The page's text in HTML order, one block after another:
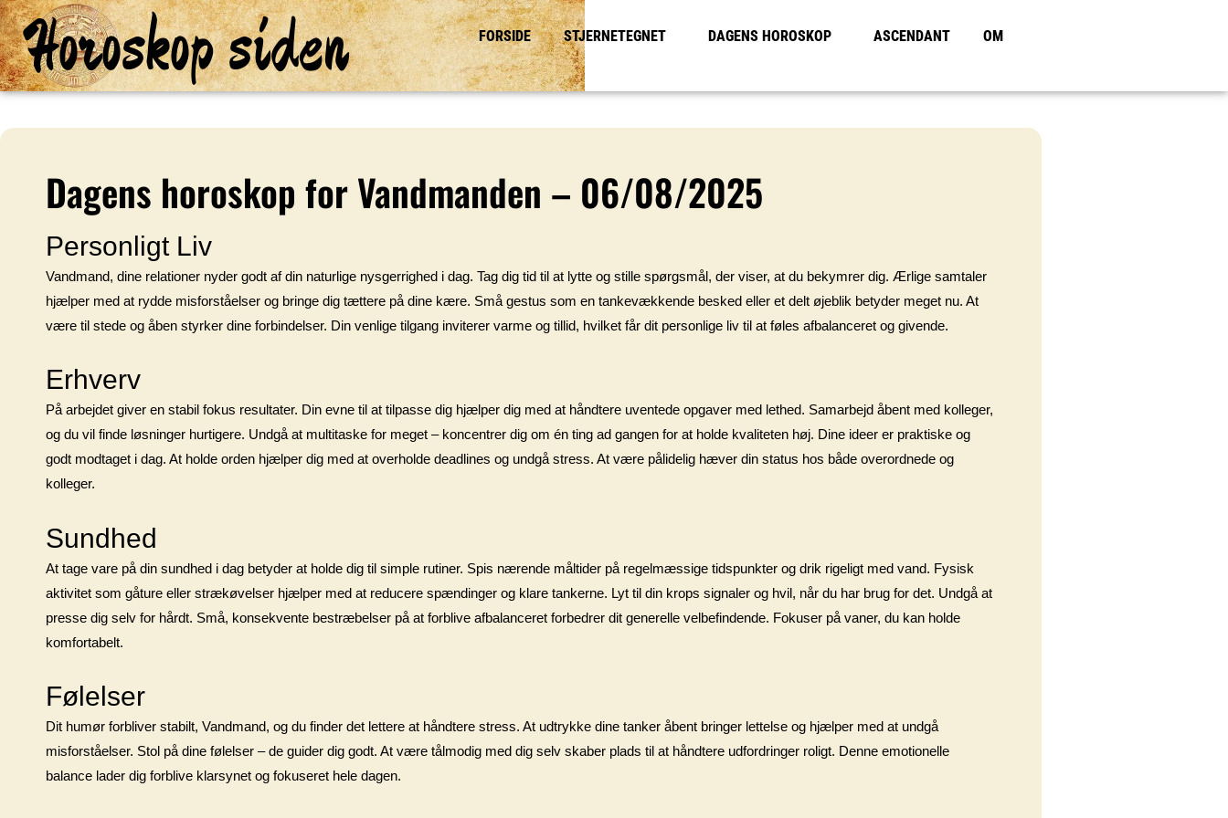
Horoskop siden FORSIDE STJERNETEGNET DAGENS HOROSKOP ASCENDANT OM
Dagens horoskop for Vandmanden – 06/08/2025
Personligt Liv
Vandmand, dine relationer nyder godt af din naturlige nysgerrighed i dag. Tag dig tid til at lytte og stille spørgsmål, der viser, at du bekymrer dig. Ærlige samtaler
hjælper med at rydde misforståelser og bringe dig tættere på dine kære. Små gestus som en tankevækkende besked eller et delt øjeblik betyder meget nu. At
være til stede og åben styrker dine forbindelser. Din venlige tilgang inviterer varme og tillid, hvilket får dit personlige liv til at føles afbalanceret og givende.
Erhverv
På arbejdet giver en stabil fokus resultater. Din evne til at tilpasse dig hjælper dig med at håndtere uventede opgaver med lethed. Samarbejd åbent med kolleger,
og du vil finde løsninger hurtigere. Undgå at multitaske for meget – koncentrer dig om én ting ad gangen for at holde kvaliteten høj. Dine ideer er praktiske og
godt modtaget i dag. At holde orden hjælper dig med at overholde deadlines og undgå stress. At være pålidelig hæver din status hos både overordnede og
kolleger.
Sundhed
At tage vare på din sundhed i dag betyder at holde dig til simple rutiner. Spis nærende måltider på regelmæssige tidspunkter og drik rigeligt med vand. Fysisk
aktivitet som gåture eller strækøvelser hjælper med at reducere spændinger og klare tankerne. Lyt til din krops signaler og hvil, når du har brug for det. Undgå at
presse dig selv for hårdt. Små, konsekvente bestræbelser på at forblive afbalanceret forbedrer dit generelle velbefindende. Fokuser på vaner, du kan holde
komfortabelt.
Følelser
Dit humør forbliver stabilt, Vandmand, og du finder det lettere at håndtere stress. At udtrykke dine tanker åbent bringer lettelse og hjælper med at undgå
misforståelser. Stol på dine følelser – de guider dig godt. At være tålmodig med dig selv skaber plads til at håndtere udfordringer roligt. Denne emotionelle
balance lader dig forblive klarsynet og fokuseret hele dagen.